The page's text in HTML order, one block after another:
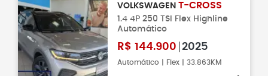
VOLKSWAGEN T-CROSS
1.4 4P 250 TSI Flex Highline
Automático
R$ 144.900 2025
Automático | Flex | 33.863KM